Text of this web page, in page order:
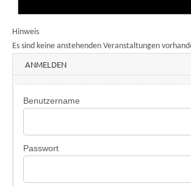
Hinweis
Es sind keine anstehenden Veranstaltungen
ANMELDEN
Benutzername
Passwort